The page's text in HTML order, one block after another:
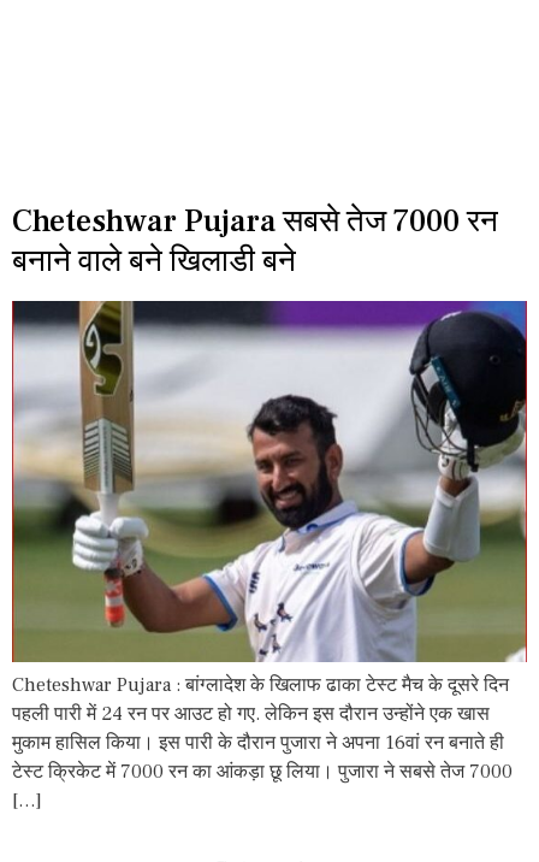
Cheteshwar Pujara सबसे तेज 7000 रन
बनाने वाले बने खिलाडी बने
Cheteshwar Pujara : बांग्लादेश के खिलाफ ढाका टेस्ट मैच के दूसरे दिन
पहली पारी में 24 रन पर आउट हो गए. लेकिन इस दौरान उन्होंने एक खास
मुकाम हासिल किया। इस पारी के दौरान पुजारा ने अपना 16वां रन बनाते ही
टेस्ट क्रिकेट में 7000 रन का आंकड़ा छू लिया। पुजारा ने सबसे तेज 7000
[…]